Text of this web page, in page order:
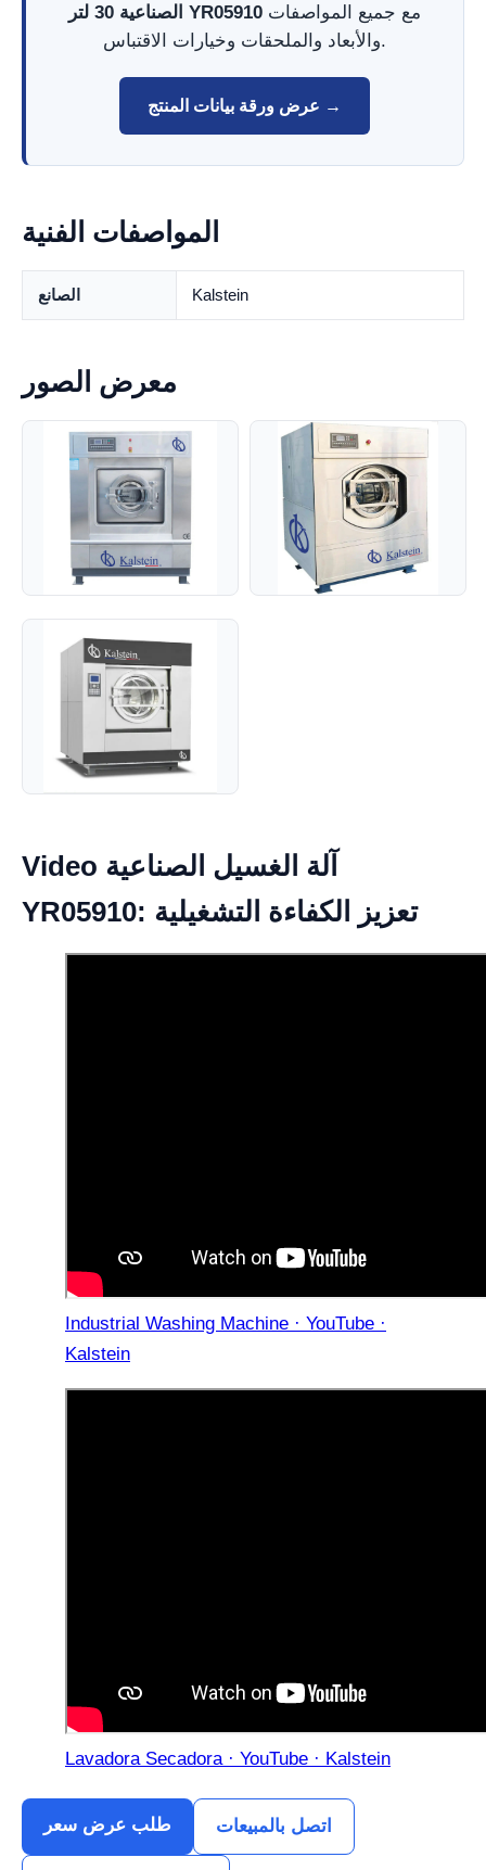
الصناعية 30 لتر YR05910
والأبعاد والملحقات وخيارات الاقتباس.
عرض ورقة بيانات المنتج →
المواصفات الفنية
الصانع Kalstein
معرض الصور
Video آلة الغسيل الصناعية
YR05910: تعزيز الكفاءة التشغيلية
Industrial Washing Machine · YouTube ·
Kalstein
Lavadora Secadora · YouTube · Kalstein
طلب عرض سعر اتصل بالمبيعات